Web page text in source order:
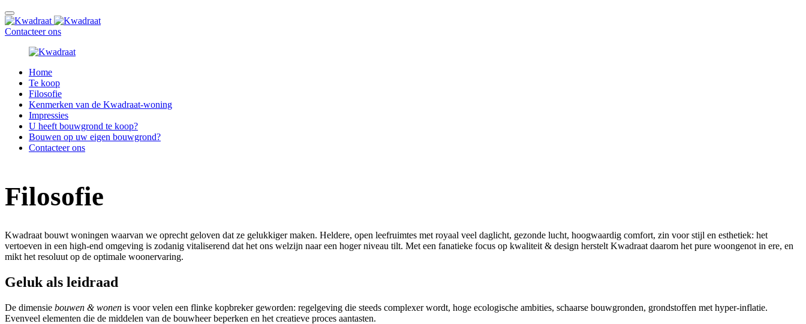
Contacteer ons
Home
Te koop
Filosofie
Kenmerken van de Kwadraat-woning
Impressies
U heeft bouwgrond te koop?
Bouwen op uw eigen bouwgrond?
Contacteer ons
Filosofie
Kwadraat bouwt woningen waarvan we oprecht geloven dat ze gelukkiger maken. Heldere, open leefruimtes met royaal veel daglicht, gezonde lucht, hoogwaardig comfort, zin voor stijl en esthetiek: het
vertoeven in een high-end omgeving is zodanig vitaliserend dat het ons welzijn naar een hoger niveau tilt. Met een fanatieke focus op kwaliteit & design herstelt Kwadraat daarom het pure woongenot in ere, en
mikt het resoluut op de optimale woonervaring.
Geluk als leidraad
De dimensie bouwen & wonen is voor velen een flinke kopbreker geworden: regelgeving die steeds complexer wordt, hoge ecologische ambities, schaarse bouwgronden, grondstoffen met hyper-inflatie.
Evenveel elementen die de middelen van de bouwheer beperken en het creatieve proces aantasten.